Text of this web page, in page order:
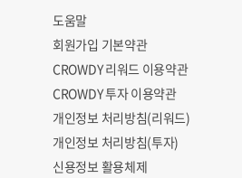
영에 따른 매출 수익으로 한정되어
매출이 적게 발생하는 경우 투자
원금 및 이익금 상환과 관련하여,
회사 크라우디)는 상환의무를 어
부담하지 않습니다.
도움말
회원가입 기본약관
CROWDY 리워드 이용약관
CROWDY 투자 이용약관
개인정보 처리방침(리워드)
개인정보 처리방침(투자)
신용정보 활용체제